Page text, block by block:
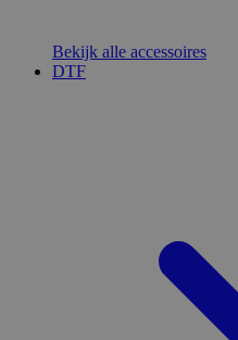
Bekijk alle accessoires
DTF